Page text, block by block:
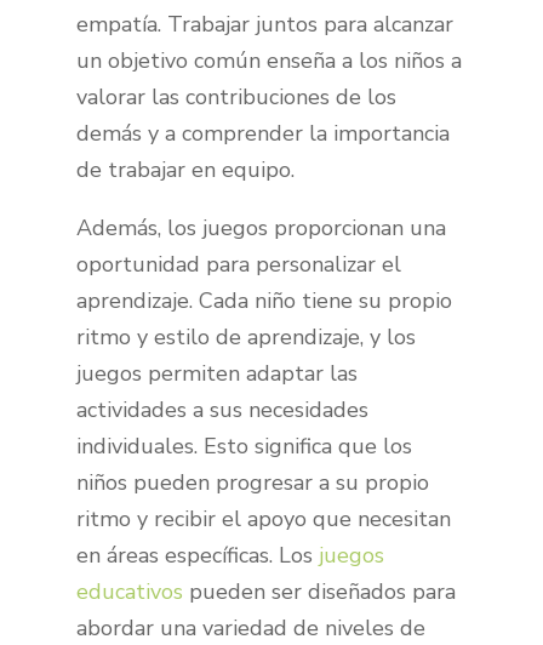
empatía. Trabajar juntos para alcanzar
un objetivo común enseña a los niños a
valorar las contribuciones de los
demás y a comprender la importancia
de trabajar en equipo.
Además, los juegos proporcionan una
oportunidad para personalizar el
aprendizaje. Cada niño tiene su propio
ritmo y estilo de aprendizaje, y los
juegos permiten adaptar las
actividades a sus necesidades
individuales. Esto significa que los
niños pueden progresar a su propio
ritmo y recibir el apoyo que necesitan
en áreas específicas. Los juegos
educativos pueden ser diseñados para
abordar una variedad de niveles de